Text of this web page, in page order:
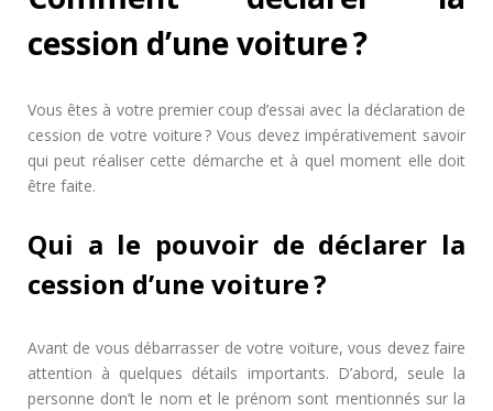
cession d’une voiture ?
Vous êtes à votre premier coup d’essai avec la déclaration de
cession de votre voiture ? Vous devez impérativement savoir
qui peut réaliser cette démarche et à quel moment elle doit
être faite.
Qui a le pouvoir de déclarer la
cession d’une voiture ?
Avant de vous débarrasser de votre voiture, vous devez faire
attention à quelques détails importants. D’abord, seule la
personne don’t le nom et le prénom sont mentionnés sur la